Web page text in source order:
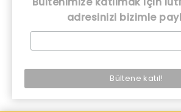
adresinizi bizimle